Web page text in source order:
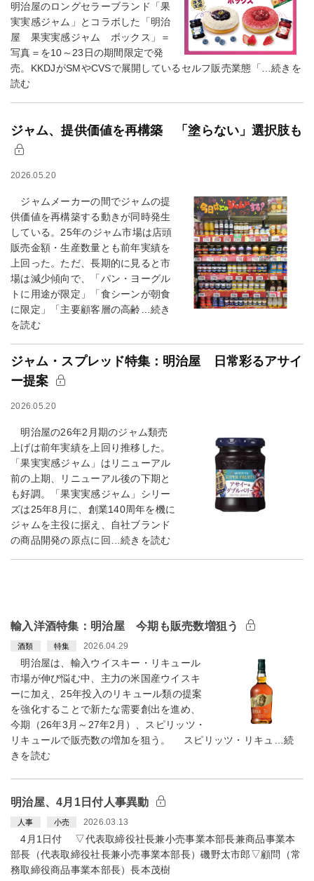
明治屋のロングセラーブランド「果
実実感ジャム」とコラボした「明治
屋 果実実感ジャム ボックス」＝
写真＝を10～23日の期間限定で発
売。KKDJがSMやCVSで展開しているセルフ販売業態「…続きを
読む
ジャム、提供価値を再構築 「塗らない」選択肢も
2026.05.20
ジャムメーカーの間でジャムの提
供価値を再構築する動きが同時発生
している。25年のジャム市場は店頭
販売金額・生産数量とも前年実績を
上回った。ただ、長期的に見ると市
場は減少傾向で、「パン・ヨーグル
トに用途が限定」「食シーンが朝食
に限定」「主要顧客層の高齢…続き
を読む
ジャム・スプレッド特集：明治屋 日常彩るアサイ
ー提案
2026.05.20
明治屋の26年2月期のジャム類売
上げは前年実績を上回り推移した。
「果実実感ジャム」はリニューアル
前の上期、リニューアル後の下期と
も好調。「果実実感ジャム」シリー
ズは25年8月に、創業140周年を機に
ジャムを主役に据え、自社ブランド
の商品開発の原点に回…続きを読む
輸入洋酒特集：明治屋 今期も販売数増狙う
酒類 特集 2026.04.29
明治屋は、輸入ウイスキー・リキュール
市場が伸び悩む中、主力の米国産ウイスキ
ーに加え、25年投入のリキュール類の提案
を強化することで新たな需要創出を進め、
今期（26年3月～27年2月）、スピリッツ・
リキュールで販売数の増加を狙う。 スピリッツ・リキュ…続
きを読む
明治屋、4月1日付人事異動
人事 小売 2026.03.13
4月1日付 ▽代表取締役社長兼小売事業本部長兼商品事業本
部長（代表取締役社長兼小売事業本部長）磯野太市郎▽顧問（常
務取締役商品事業本部長）長本茂樹